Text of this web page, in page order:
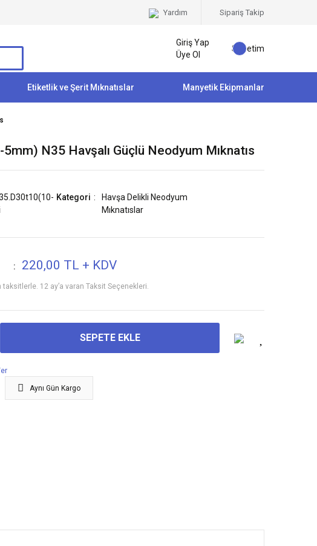
Yardım Sipariş Takip
Giriş Yap
Üye Ol
Sepetim
Etiketlik ve Şerit Mıknatıslar Manyetik Ekipmanlar
N35 Havşalı Güçlü Neodyum Mıknatıs
Kategori
Havşa Delikli Neodyum
Mıknatıslar
220,00 TL + KDV
12 ay’a varan Taksit Seçenekleri.
SEPETE EKLE
Aynı Gün Kargo